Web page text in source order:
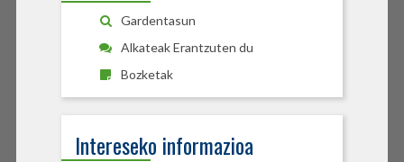
Gardentasun
Alkateak Erantzuten du
Bozketak
Intereseko informazioa